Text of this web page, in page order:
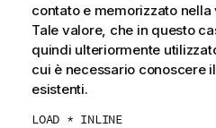
contato e memorizzato nella
Tale valore, che in questo
quindi ulteriormente
cui è necessario conoscere
esistenti.
LOAD * INLINE